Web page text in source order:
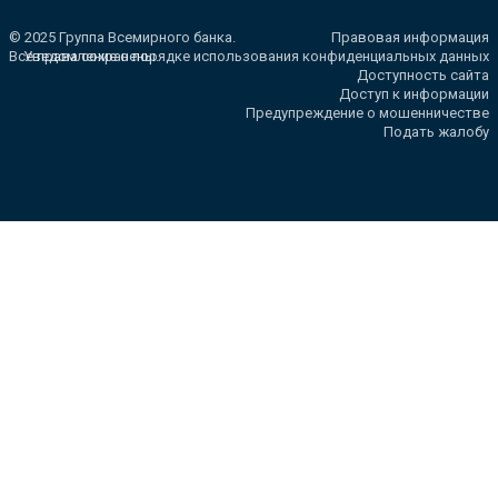
© 2025 Группа Всемирного банка.
Все права сохранены.
Правовая информация
Уведомление о порядке использования конфиденциальных данных
Доступность сайта
Доступ к информации
Предупреждение о мошенничестве
Подать жалобу